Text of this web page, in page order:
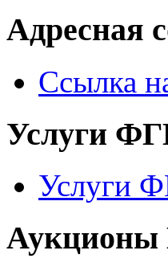
Адресная
Ссылка
Услуги
Услуги